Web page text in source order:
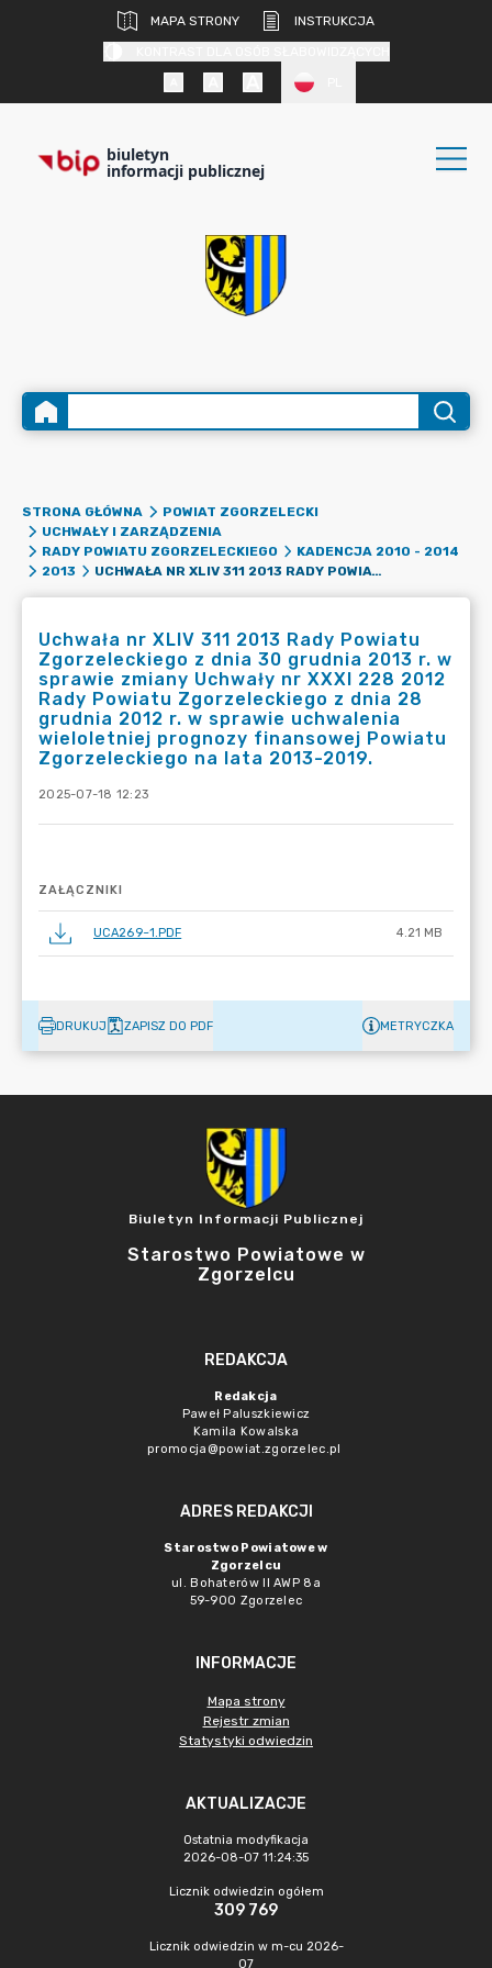
MAPA STRONY
INSTRUKCJA
biuletyn
informacji publicznej
STRONA GŁÓWNA
POWIAT ZGORZELECKI
UCHWAŁY I ZARZĄDZENIA
RADY POWIATU ZGORZELECKIEGO
KADENCJA 2010 - 2014
2013
UCHWAŁA NR XLIV 311 2013 RADY POWIATU ZGORZELECKIEGO Z DNIA 30 GRUDNIA 2013 R. W SPRAWIE ZMIANY UCHWAŁY NR XXXI 228 2012 RADY POWIATU ZGORZELECKIEGO Z DNIA 28 GRUDNIA 2012 R. W SPRAWIE UCHWALENIA WIELOLETNIEJ PROGNOZY FINANSOWEJ POWIATU ZGORZELECKIEGO NA LATA 2013-2019.
Uchwała nr XLIV 311 2013 Rady Powiatu
Zgorzeleckiego z dnia 30 grudnia 2013 r. w
sprawie zmiany Uchwały nr XXXI 228 2012
Rady Powiatu Zgorzeleckiego z dnia 28
grudnia 2012 r. w sprawie uchwalenia
wieloletniej prognozy finansowej Powiatu
Zgorzeleckiego na lata 2013-2019.
2025-07-18 12:23
ZAŁĄCZNIKI
UCA269~1.PDF 4.21 MB
DRUKUJ ZAPISZ DO PDF METRYCZKA
Biuletyn Informacji Publicznej
Starostwo Powiatowe w
Zgorzelcu
REDAKCJA
Redakcja
Paweł Paluszkiewicz
Kamila Kowalska
promocja@powiat.zgorzelec.pl
ADRES REDAKCJI
Starostwo Powiatowe w
Zgorzelcu
ul. Bohaterów II AWP 8a
59-900 Zgorzelec
INFORMACJE
Mapa strony
Rejestr zmian
Statystyki odwiedzin
AKTUALIZACJE
Ostatnia modyfikacja
2026-08-07 11:24:35
Licznik odwiedzin ogółem
309 769
Licznik odwiedzin w m-cu 2026-
07